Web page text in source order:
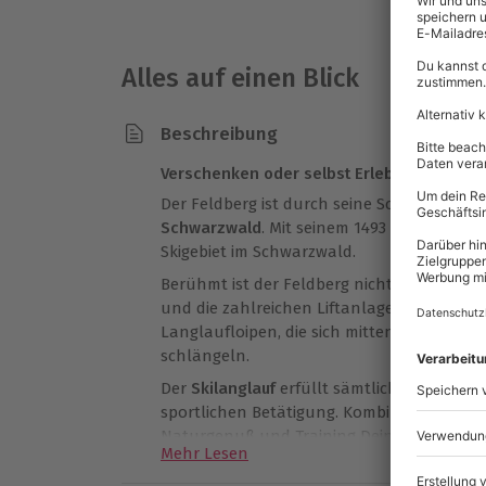
Alles auf einen Blick
Beschreibung
Verschenken oder selbst Erleben!
Der Feldberg ist durch seine
Schwarzwald. Mit seinem 1493 Meter
Skigebiet im Schwarzwald.
Berühmt ist der Feldberg nicht nur durch
und die zahlreichen Liftanlagen, sondern
Langlaufloipen, die sich mitten durch das
schlängeln.
Der Skilanglauferfüllt sämtliche
sportlichen Betätigung. Kombiniere mit
Naturgenuß und Training Deiner
Mehr Lesen